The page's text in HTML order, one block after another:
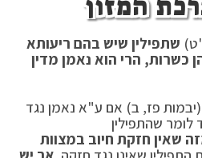
המזון
שתפילין שיש בהם ריעותא
כשרות, הרי הוא נאמן מדין
פז, ב) אם ע"א נאמן נגד
שהתפילין
שאין חזקת חיוב במצוות